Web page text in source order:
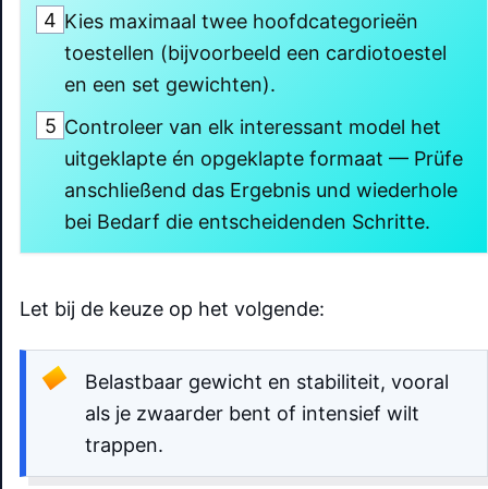
4 Kies maximaal twee hoofdcategorieën
toestellen (bijvoorbeeld een cardiotoestel
en een set gewichten).
5 Controleer van elk interessant model het
uitgeklapte én opgeklapte formaat — Prüfe
anschließend das Ergebnis und wiederhole
bei Bedarf die entscheidenden Schritte.
Let bij de keuze op het volgende:
Belastbaar gewicht en stabiliteit, vooral
als je zwaarder bent of intensief wilt
trappen.